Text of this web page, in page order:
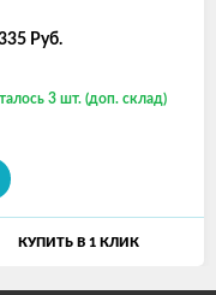
Руб.
3 шт. (доп. склад)
КУПИТЬ В 1 КЛИК